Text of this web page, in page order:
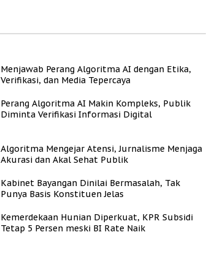
Menjawab Perang Algoritma AI dengan Etika,
Verifikasi, dan Media Tepercaya
Perang Algoritma AI Makin Kompleks, Publik
Diminta Verifikasi Informasi Digital
Algoritma Mengejar Atensi, Jurnalisme Menjaga
Akurasi dan Akal Sehat Publik
Kabinet Bayangan Dinilai Bermasalah, Tak
Punya Basis Konstituen Jelas
Kemerdekaan Hunian Diperkuat, KPR Subsidi
Tetap 5 Persen meski BI Rate Naik